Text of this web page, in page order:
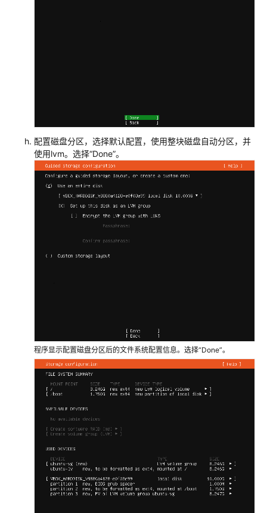
配置磁盘分区，选择默认配置，使用整块磁盘自动分区，并
使用lvm。选择“Done”。
程序显示配置磁盘分区后的文件系统配置信息。选择“Done”。